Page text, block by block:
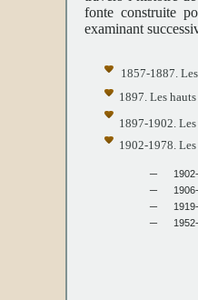
fonte construite
examinant
1857-1887.
1897. Les
1897-1902.
1902-1978.
–
–
–
–